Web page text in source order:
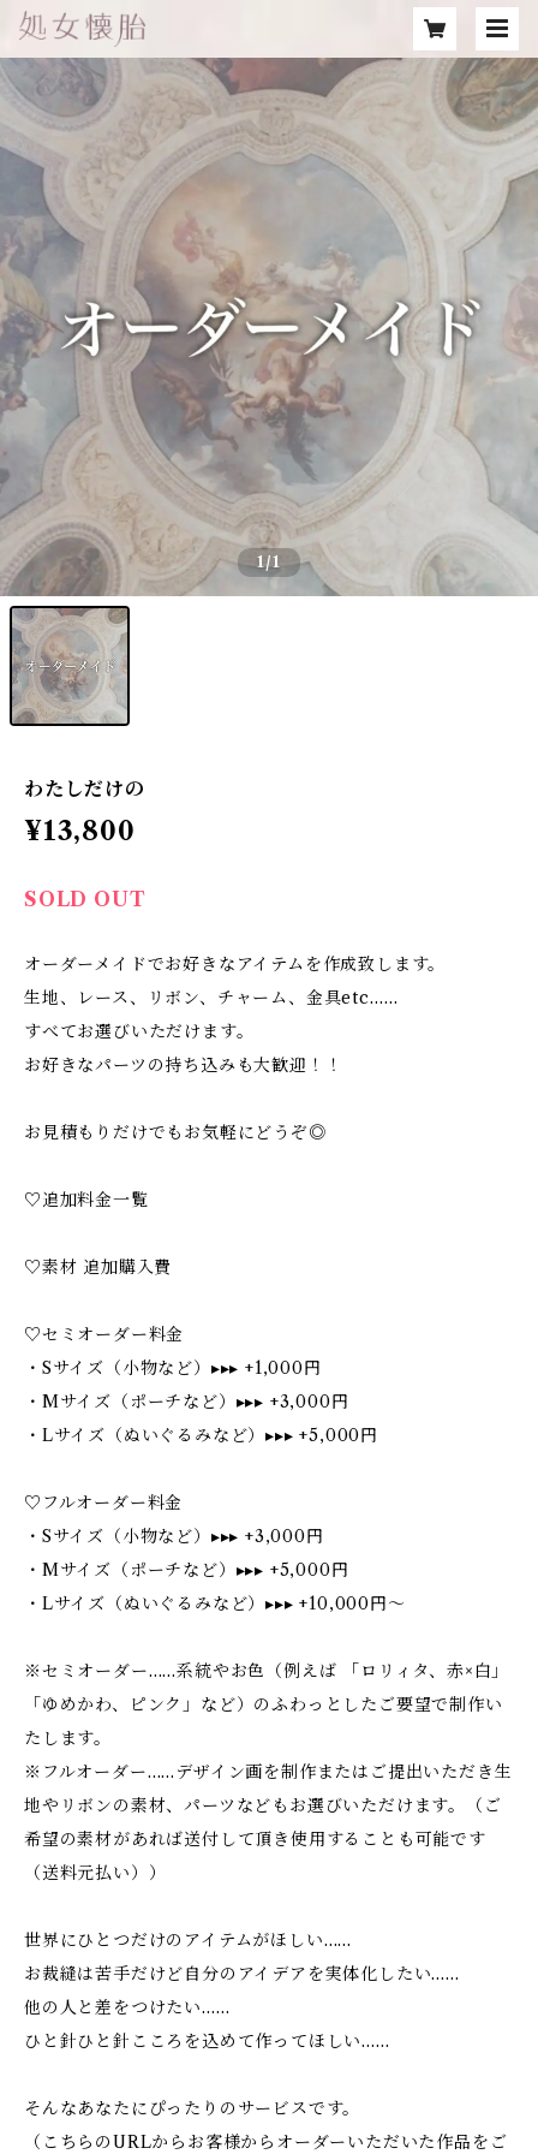
1/1
わたしだけの
¥13,800
SOLD OUT
オーダーメイドでお好きなアイテムを作成致します。
生地、レース、リボン、チャーム、金具etc……
すべてお選びいただけます。
お好きなパーツの持ち込みも大歓迎！！
お見積もりだけでもお気軽にどうぞ◎
♡追加料金一覧
♡素材 追加購入費
♡セミオーダー料金
・Sサイズ（小物など）▸▸▸ +1,000円
・Mサイズ（ポーチなど）▸▸▸ +3,000円
・Lサイズ（ぬいぐるみなど）▸▸▸ +5,000円
♡フルオーダー料金
・Sサイズ（小物など）▸▸▸ +3,000円
・Mサイズ（ポーチなど）▸▸▸ +5,000円
・Lサイズ（ぬいぐるみなど）▸▸▸ +10,000円〜
※セミオーダー……系統やお色（例えば 「ロリィタ、赤×白」
「ゆめかわ、ピンク」など）のふわっとしたご要望で制作い
たします。
※フルオーダー……デザイン画を制作またはご提出いただき生
地やリボンの素材、パーツなどもお選びいただけます。（ご
希望の素材があれば送付して頂き使用することも可能です
（送料元払い））
世界にひとつだけのアイテムがほしい……
お裁縫は苦手だけど自分のアイデアを実体化したい……
他の人と差をつけたい……
ひと針ひと針こころを込めて作ってほしい……
そんなあなたにぴったりのサービスです。
（こちらのURLからお客様からオーダーいただいた作品をご